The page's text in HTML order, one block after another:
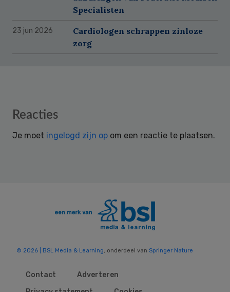
Specialisten
23 jun 2026
Cardiologen schrappen zinloze
zorg
Reader
Reacties
Je moet ingelogd zijn op om een reactie te plaatsen.
© 2026 | BSL Media & Learning , onderdeel van Springer Nature
Contact
Adverteren